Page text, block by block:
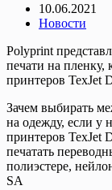
10.06.2021
Новости
Polyprint
печати на пленку,
принтеров TexJet
Зачем выбирать
на одежду, если у
принтеров TexJet
печатать
полиэстере,
SA